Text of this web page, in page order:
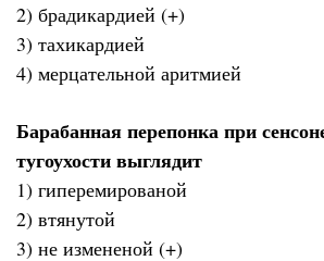
2) брадикардией (+)
3) тахикардией
4) мерцательной аритмией
Барабанная перепонка при
тугоухости выглядит
1) гиперемированой
2) втянутой
3) не измененой (+)